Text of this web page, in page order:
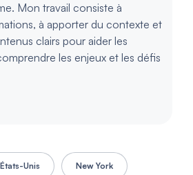
Mon travail consiste à
à apporter du contexte et
clairs pour aider les
les enjeux et les défis
États-Unis New York